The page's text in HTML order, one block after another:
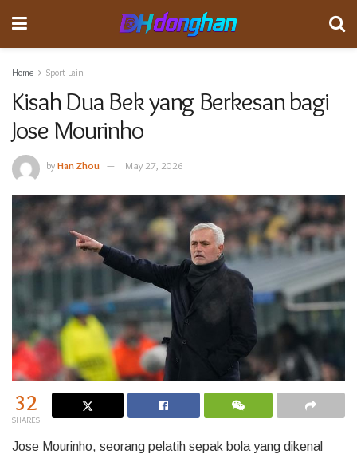
Home Sport Lain
Kisah Dua Bek yang Berkesan bagi
Jose Mourinho
byHan Zhou May 27, 2026
32
SHARES
Jose Mourinho, seorang pelatih sepak bola yang dikenal